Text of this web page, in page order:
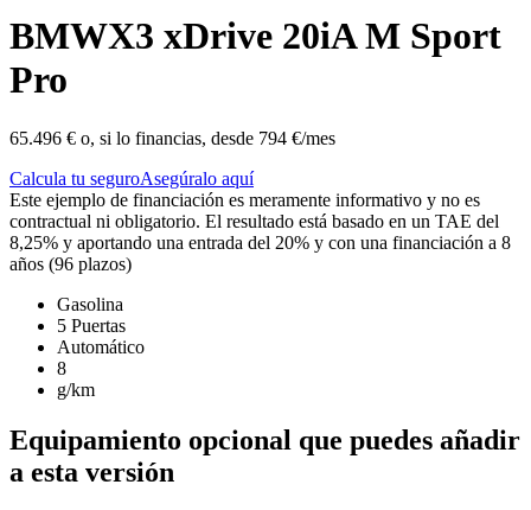
BMWX3 xDrive 20iA M Sport
Pro
65.496 € o, si lo financias, desde 794 €/mes
Calcula tu seguroAsegúralo aquí
Este ejemplo de financiación es meramente informativo y no es
contractual ni obligatorio. El resultado está basado en un TAE del
8,25% y aportando una entrada del 20% y con una financiación a 8
años (96 plazos)
Gasolina
5 Puertas
Automático
8
g/km
Equipamiento opcional que puedes añadir
a esta versión